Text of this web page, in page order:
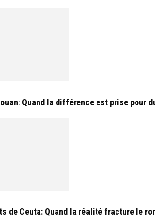
Quand la différence est prise pour
de Ceuta: Quand la réalité fracture le